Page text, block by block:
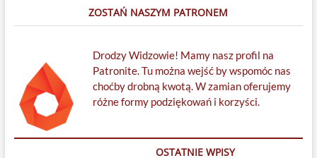
ZOSTAŃ NASZYM PATRONEM
Drodzy Widzowie! Mamy nasz profil na
Patronite. Tu można wejść by wspomóc nas
choćby drobną kwotą. W zamian oferujemy
różne formy podziękowań i korzyści.
OSTATNIE WPISY